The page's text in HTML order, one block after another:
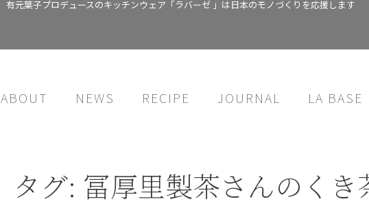
有元葉子プロデュースのキッチンウェア「ラバーゼ 」は日本のモノづくりを応援します
ABOUT NEWS RECIPE JOURNAL LA BASE
タグ: 冨厚里製茶さんのくき